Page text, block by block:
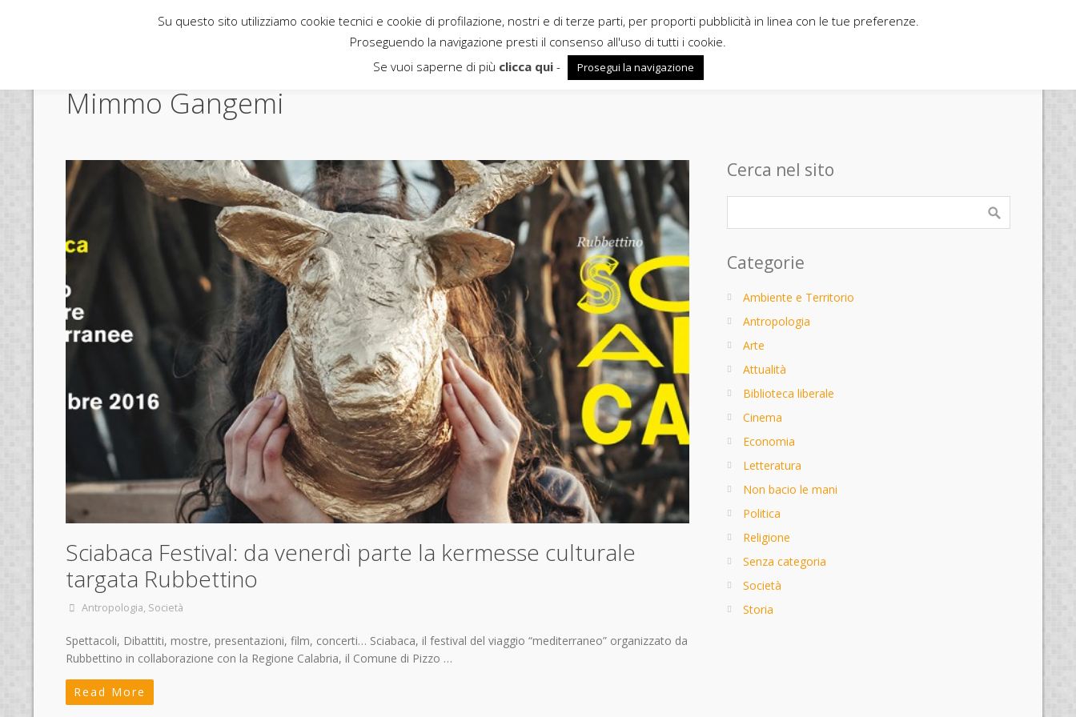
Rubbettino News
Mimmo Gangemi
Sciabaca Festival: da venerdì parte la kermesse culturale
targata Rubbettino
Antropologia, Società
Spettacoli, Dibattiti, mostre, presentazioni, film, concerti… Sciabaca, il festival del viaggio “mediterraneo” organizzato da
Rubbettino in collaborazione con la Regione Calabria, il Comune di Pizzo …
Read More
Cerca nel sito
Categorie
Ambiente e Territorio
Antropologia
Arte
Attualità
Biblioteca liberale
Cinema
Economia
Letteratura
Non bacio le mani
Politica
Religione
Senza categoria
Società
Storia
Su questo sito utilizziamo cookie tecnici e cookie di profilazione, nostri e di terze parti, per proporti pubblicità in linea con le tue preferenze.
Proseguendo la navigazione presti il consenso all'uso di tutti i cookie.
Se vuoi saperne di più clicca qui- Prosegui la navigazione